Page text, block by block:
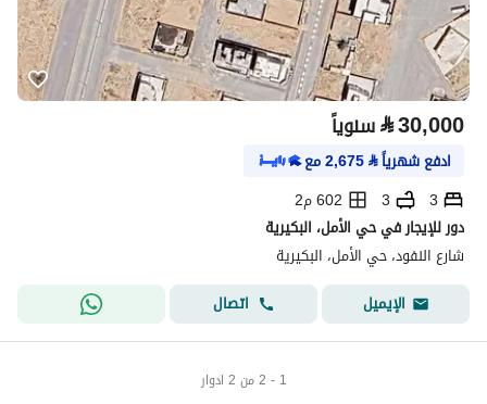
⃁30,000 سنوياً
ادفع شهرياً⃁
2,675مع
3
3
602 م2
دور للإيجار في حي الأمل، البكيرية
شارع النفود، حي الأمل، البكيرية
الإيميل
اتصال
1 - 2 من 2 ادوار